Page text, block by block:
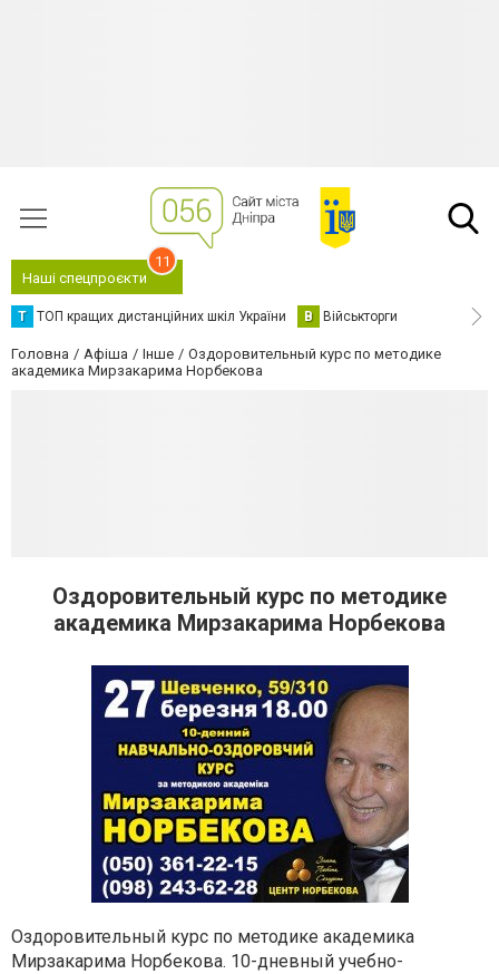
Наші спецпроєкти
11
Т ТОП кращих дистанційних шкіл України В Військторги
Головна Афіша Інше
Оздоровительный курс по методике
академика Мирзакарима Норбекова
Оздоровительный курс по методике
академика Мирзакарима Норбекова
Оздоровительный курс по методике академика
Мирзакарима Норбекова. 10-дневный учебно-